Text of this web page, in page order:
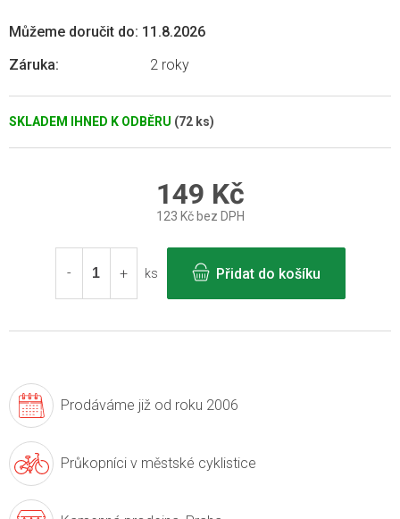
SKLADEM IHNED K ODBĚRU (72 ks)
Můžeme doručit do: 11.8.2026
Záruka: 2 roky
149 Kč
123 Kč bez DPH
cena:
ks
Přidat do košíku
Prodáváme již od roku 2006
Průkopníci v městské cyklistice